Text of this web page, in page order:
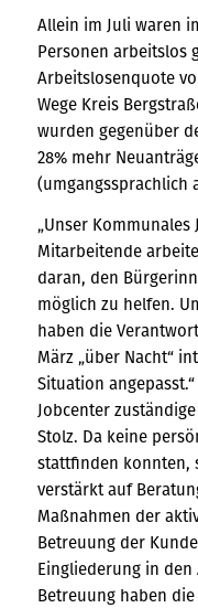
Allein im Juli waren
Personen arbeitslos
Arbeitslosenquote
Wege Kreis
wurden gegenüber
28% mehr
(umgangssprachlich
„Unser
Mitarbeitende
daran, den
möglich zu helfen.
haben die
März „über Nacht“
Situation
Jobcenter
Stolz. Da keine
stattfinden konnten,
verstärkt auf
Maßnahmen der
Betreuung der
Eingliederung in
Betreuung haben